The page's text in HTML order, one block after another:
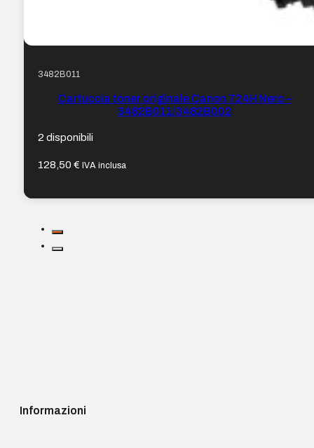
3482B011
Cartuccia toner originale Canon 724H Nero –
3482B011/3482B002
2 disponibili
128,50€ IVA inclusa
Informazioni